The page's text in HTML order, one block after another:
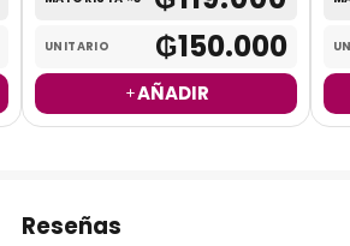
UNITARIO ₲150.000
AÑADIR
Reseñas